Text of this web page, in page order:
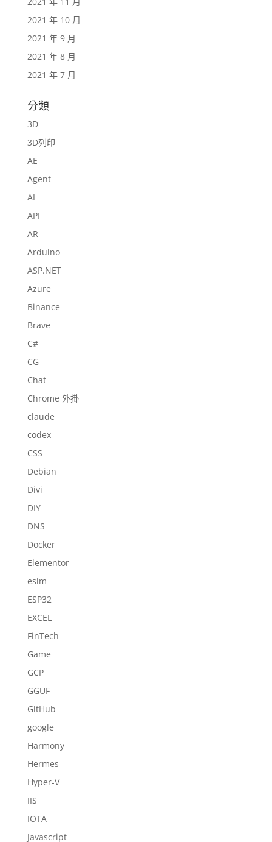
2021 年 10 月
2021 年 9 月
2021 年 8 月
2021 年 7 月
分類
3D
3D列印
AE
Agent
AI
API
AR
Arduino
ASP.NET
Azure
Binance
Brave
C#
CG
Chat
Chrome 外掛
claude
codex
CSS
Debian
Divi
DIY
DNS
Docker
Elementor
esim
ESP32
EXCEL
FinTech
Game
GCP
GGUF
GitHub
google
Harmony
Hermes
Hyper-V
IIS
IOTA
Javascript